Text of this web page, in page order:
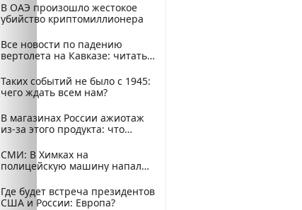
В ОАЭ произошло жестокое
убийство криптомиллионера
Все новости по падению
вертолета на Кавказе: читать
Таких событий не было с 1945:
чего ждать всем нам?
В магазинах России ажиотаж
из-за этого продукта: что
СМИ: В Химках на
полицейскую машину напали
Где будет встреча президентов
США и России: Европа?